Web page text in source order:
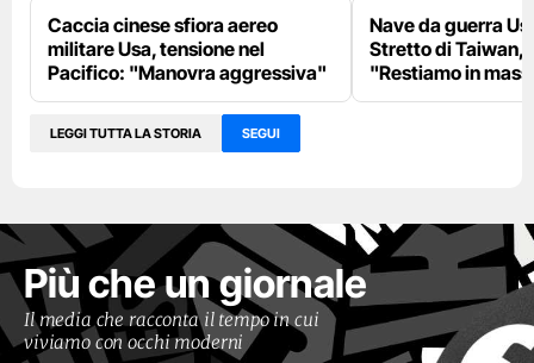
Caccia cinese sfiora aereo
militare Usa, tensione nel
Pacifico: "Manovra aggressiva"
Nave da guerra
Stretto di Taiwan,
"Restiamo in
LEGGI TUTTA LA STORIA SEGUI
Più che un giornale
Il media che racconta il tempo in cui
viviamo con occhi moderni